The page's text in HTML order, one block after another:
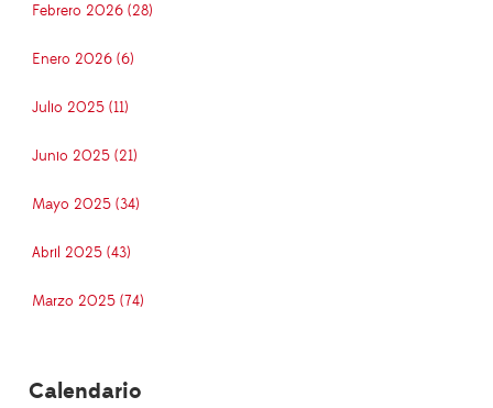
Febrero 2026 (28)
Enero 2026 (6)
Julio 2025 (11)
Junio 2025 (21)
Mayo 2025 (34)
Abril 2025 (43)
Marzo 2025 (74)
Calendario